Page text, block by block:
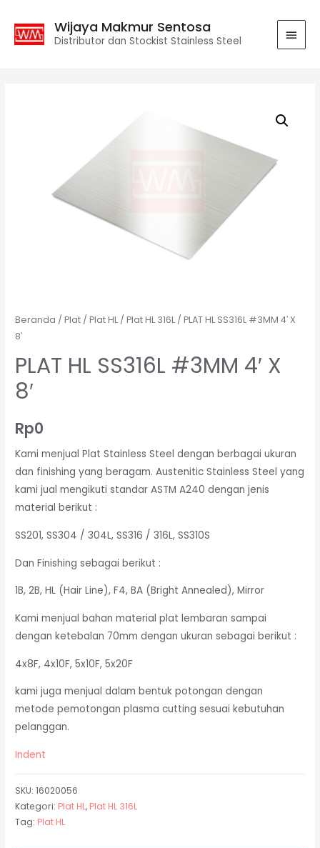
Wijaya Makmur Sentosa
Distributor dan Stockist Stainless Steel
Beranda /Plat /Plat HL /Plat HL 316L / PLAT HL SS316L #3MM 4′ X
8′
PLAT HL SS316L #3MM 4′ X
8′
Rp0
Kami menjual Plat Stainless Steel dengan berbagai ukuran
dan finishing yang beragam. Austenitic Stainless Steel yang
kami jual mengikuti standar ASTM A240 dengan jenis
material berikut :
SS201, SS304 / 304L, SS316 / 316L, SS310S
Dan Finishing sebagai berikut :
1B, 2B, HL (Hair Line), F4, BA (Bright Annealed), Mirror
Kami menjual bahan material plat lembaran sampai
dengan ketebalan 70mm dengan ukuran sebagai berikut :
4x8F, 4x10F, 5x10F, 5x20F
kami juga menjual dalam bentuk potongan dengan
metode pemotongan plasma cutting sesuai kebutuhan
pelanggan.
Indent
SKU:16020056
Kategori: Plat HL, Plat HL 316L
Tag: Plat HL